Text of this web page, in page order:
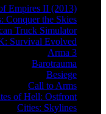
Empires II (2013)
Conquer the Skies
Truck Simulator
Survival Evolved
Arma 3
Barotrauma
Besiege
Call to Arms
of Hell: Ostfront
Cities: Skylines